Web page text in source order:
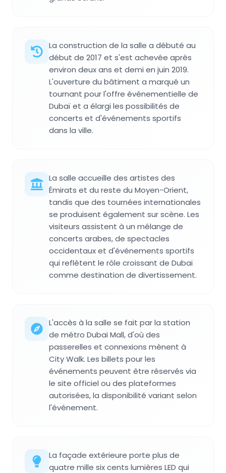
La construction de la salle a débuté au
début de 2017 et s'est achevée après
environ deux ans et demi en juin 2019.
L'ouverture du bâtiment a marqué un
tournant pour l'offre événementielle de
Dubaï et a élargi les possibilités de
concerts et d'événements sportifs
dans la ville.
La salle accueille des artistes des
Émirats et du reste du Moyen-Orient,
tandis que des tournées internationales
se produisent également sur scène. Les
visiteurs assistent à un mélange de
concerts arabes, de spectacles
occidentaux et d'événements sportifs
qui reflètent le rôle croissant de Dubaï
comme destination de divertissement.
L'accès à la salle se fait par la station
de métro Dubai Mall, d'où des
passerelles et connexions mènent à
City Walk. Les billets pour les
événements peuvent être réservés via
le site officiel ou des plateformes
autorisées, la disponibilité variant selon
l'événement.
La façade extérieure porte plus de
quatre mille six cents lumières LED qui